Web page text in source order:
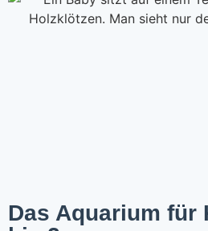
Das Aquarium für